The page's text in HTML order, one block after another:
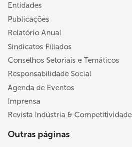
Entidades
Publicações
Relatório Anual
Sindicatos Filiados
Conselhos Setoriais e Temáticos
Responsabilidade Social
Agenda de Eventos
Imprensa
Revista Indústria & Competitividade
Outras páginas